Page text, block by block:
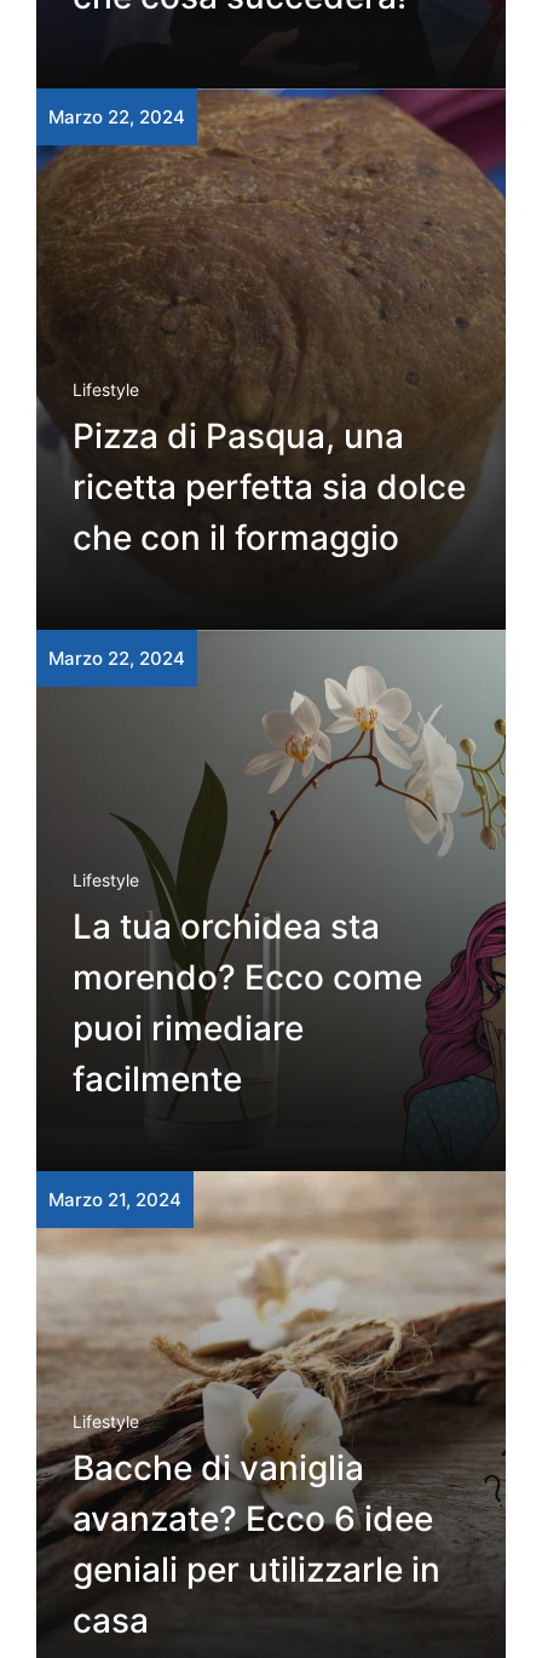
Marzo 22, 2024
Lifestyle
Pizza di Pasqua, una
ricetta perfetta sia dolce
che con il formaggio
Marzo 22, 2024
Lifestyle
La tua orchidea sta
morendo? Ecco come
puoi rimediare
facilmente
Marzo 21, 2024
Lifestyle
Bacche di vaniglia
avanzate? Ecco 6 idee
geniali per utilizzarle in
casa